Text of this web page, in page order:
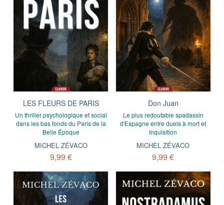
LES FLEURS DE PARIS
Un thriller psychologique et social
dans les bas fonds du Paris de la
Belle Époque
MICHEL ZÉVACO
9,99 €
Don Juan
Le plus redoutable spadassin
d'Espagne entre duels à mort et
Inquisition
MICHEL ZÉVACO
9,99 €